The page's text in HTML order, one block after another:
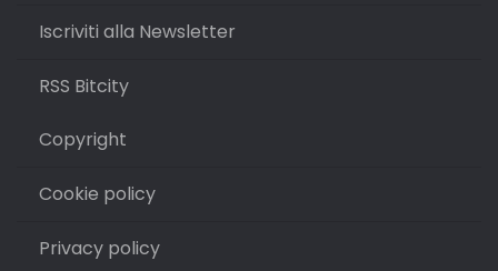
Iscriviti alla Newsletter
RSS Bitcity
Copyright
Cookie policy
Privacy policy